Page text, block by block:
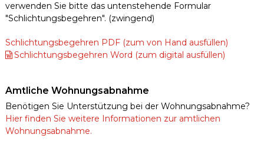
verwenden Sie bitte das untenstehende Formular
"Schlichtungsbegehren". (zwingend)
Schlichtungsbegehren PDF (zum von Hand ausfüllen)
Schlichtungsbegehren Word (zum digital ausfüllen)
Amtliche Wohnungsabnahme
Benötigen Sie Unterstützung bei der Wohnungsabnahme?
Hier finden Sie weitere Informationen zur amtlichen
Wohnungsabnahme.